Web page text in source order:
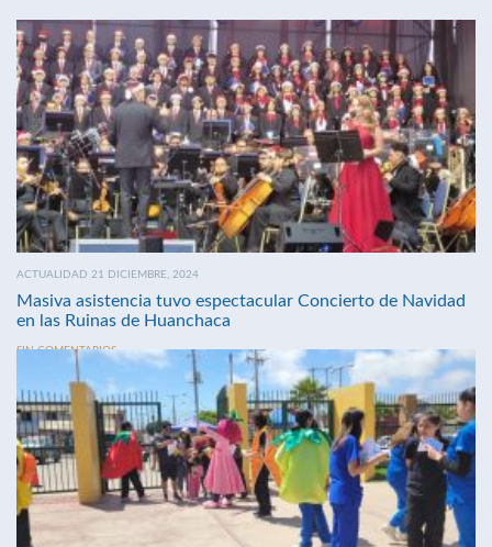
ACTUALIDAD 21 DICIEMBRE, 2024
Masiva asistencia tuvo espectacular Concierto de Navidad
en las Ruinas de Huanchaca
SIN COMENTARIOS